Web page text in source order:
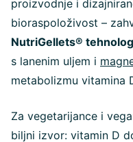
proizvodnje i
bioraspoloživost –
NutriGellets®
s lanenim uljem i
metabolizmu vitamina
Za vegetarijance i
biljni izvor: vitamin D